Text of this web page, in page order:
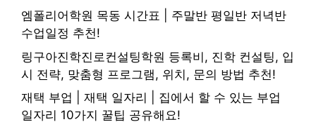
엠폴리어학원 목동 시간표 | 주말반 평일반 저녁반
수업일정 추천!
링구아진학진로컨설팅학원 등록비, 진학 컨설팅, 입
시 전략, 맞춤형 프로그램, 위치, 문의 방법 추천!
재택 부업 | 재택 일자리 | 집에서 할 수 있는 부업
일자리 10가지 꿀팁 공유해요!